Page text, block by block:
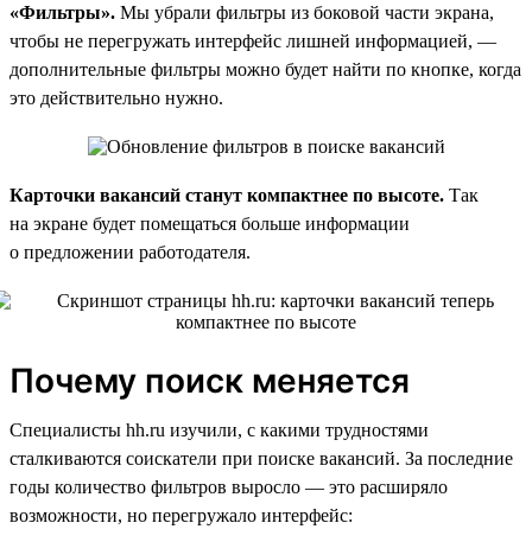
«Фильтры». Мы убрали фильтры из боковой части экрана,
чтобы не перегружать интерфейс лишней информацией, —
дополнительные фильтры можно будет найти по кнопке, когда
это действительно нужно.
Карточки вакансий станут компактнее по высоте. Так
на экране будет помещаться больше информации
о предложении работодателя.
Почему поиск меняется
Специалисты hh.ru изучили, с какими трудностями
сталкиваются соискатели при поиске вакансий. За последние
годы количество фильтров выросло — это расширяло
возможности, но перегружало интерфейс: